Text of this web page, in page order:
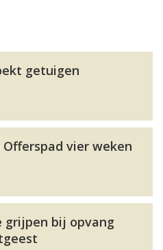
getuigen
vier weken
grijpen bij opvang